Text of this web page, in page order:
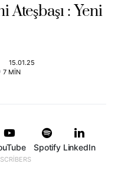
Ateşbaşı : Yeni
15.01.25
7 MIN
Spotify LinkedIn